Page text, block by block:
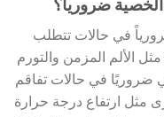
الخصية ضرورياً؟
في حالات تتطلب
الألم المزمن والتورم
ضروريًا في حالات تفاقم
مثل ارتفاع درجة حرارة